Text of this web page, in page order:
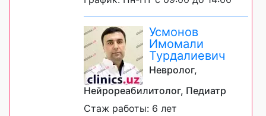
Усмонов
Имомали
Турдалиевич
Невролог,
Нейрореабилитолог, Педиатр
Стаж работы: 6 лет